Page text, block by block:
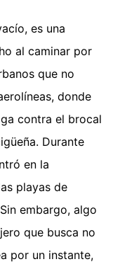
es una
al caminar por
que no
donde
contra el brocal
Durante
en la
playas de
embargo, algo
que busca no
por un instante,